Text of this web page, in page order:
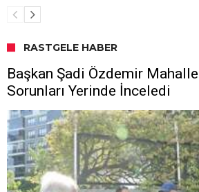
RASTGELE HABER
Başkan Şadi Özdemir
Sorunları Yerinde İnceledi